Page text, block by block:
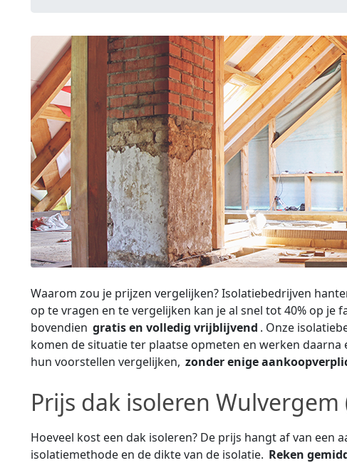
Waarom zou je prijzen vergelijken? Isolatiebedrijven
op te vragen en te vergelijken kan je al snel tot 40% op je
bovendien gratis en volledig vrijblijvend . Onze
komen de situatie ter plaatse opmeten en werken daarna
hun voorstellen vergelijken, zonder enige
Prijs dak isoleren Wulvergem
Hoeveel kost een dak isoleren? De prijs hangt af van een
isolatiemethode en de dikte van de isolatie. Reken